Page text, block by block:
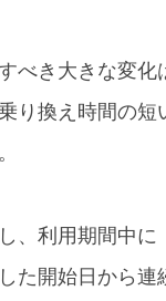
べき大きな変化
り換え時間の
、利用期間中に
た開始日から連